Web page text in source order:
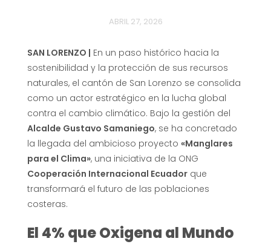
ABRIL 27, 2026
SAN LORENZO | En un paso histórico hacia la
sostenibilidad y la protección de sus recursos
naturales, el cantón de San Lorenzo se consolida
como un actor estratégico en la lucha global
contra el cambio climático. Bajo la gestión del
Alcalde Gustavo Samaniego, se ha concretado
la llegada del ambicioso proyecto «Manglares
para el Clima», una iniciativa de la ONG
Cooperación Internacional Ecuador que
transformará el futuro de las poblaciones
costeras.
El 4% que Oxigena al Mundo